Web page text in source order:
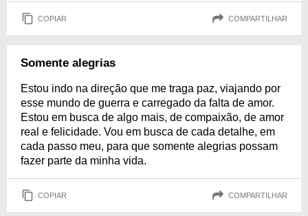
COPIAR COMPARTILHAR
Somente alegrias
Estou indo na direção que me traga paz, viajando por
esse mundo de guerra e carregado da falta de amor.
Estou em busca de algo mais, de compaixão, de amor
real e felicidade. Vou em busca de cada detalhe, em
cada passo meu, para que somente alegrias possam
fazer parte da minha vida.
COPIAR COMPARTILHAR